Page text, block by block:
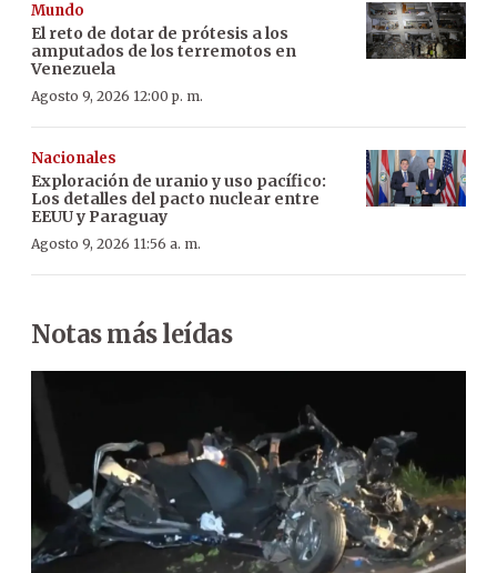
Mundo
El reto de dotar de prótesis a los
amputados de los terremotos en
Venezuela
Agosto 9, 2026 12:00 p. m.
Nacionales
Exploración de uranio y uso pacífico:
Los detalles del pacto nuclear entre
EEUU y Paraguay
Agosto 9, 2026 11:56 a. m.
Notas más leídas